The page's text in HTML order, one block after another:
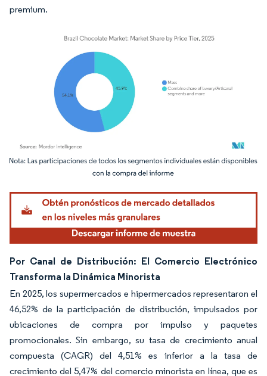
premium.
Imagen © Mordor Intelligence. El uso requiere atribución según CC BY 4.0.
Por Canal de Distribución: El Comercio Electrónico
Transforma la Dinámica Minorista
En 2025, los supermercados e hipermercados representaron el
46,52% de la participación de distribución, impulsados por
ubicaciones de compra por impulso y paquetes
promocionales. Sin embargo, su tasa de crecimiento anual
compuesta (CAGR) del 4,51% es inferior a la tasa de
crecimiento del 5,47% del comercio minorista en línea, que es